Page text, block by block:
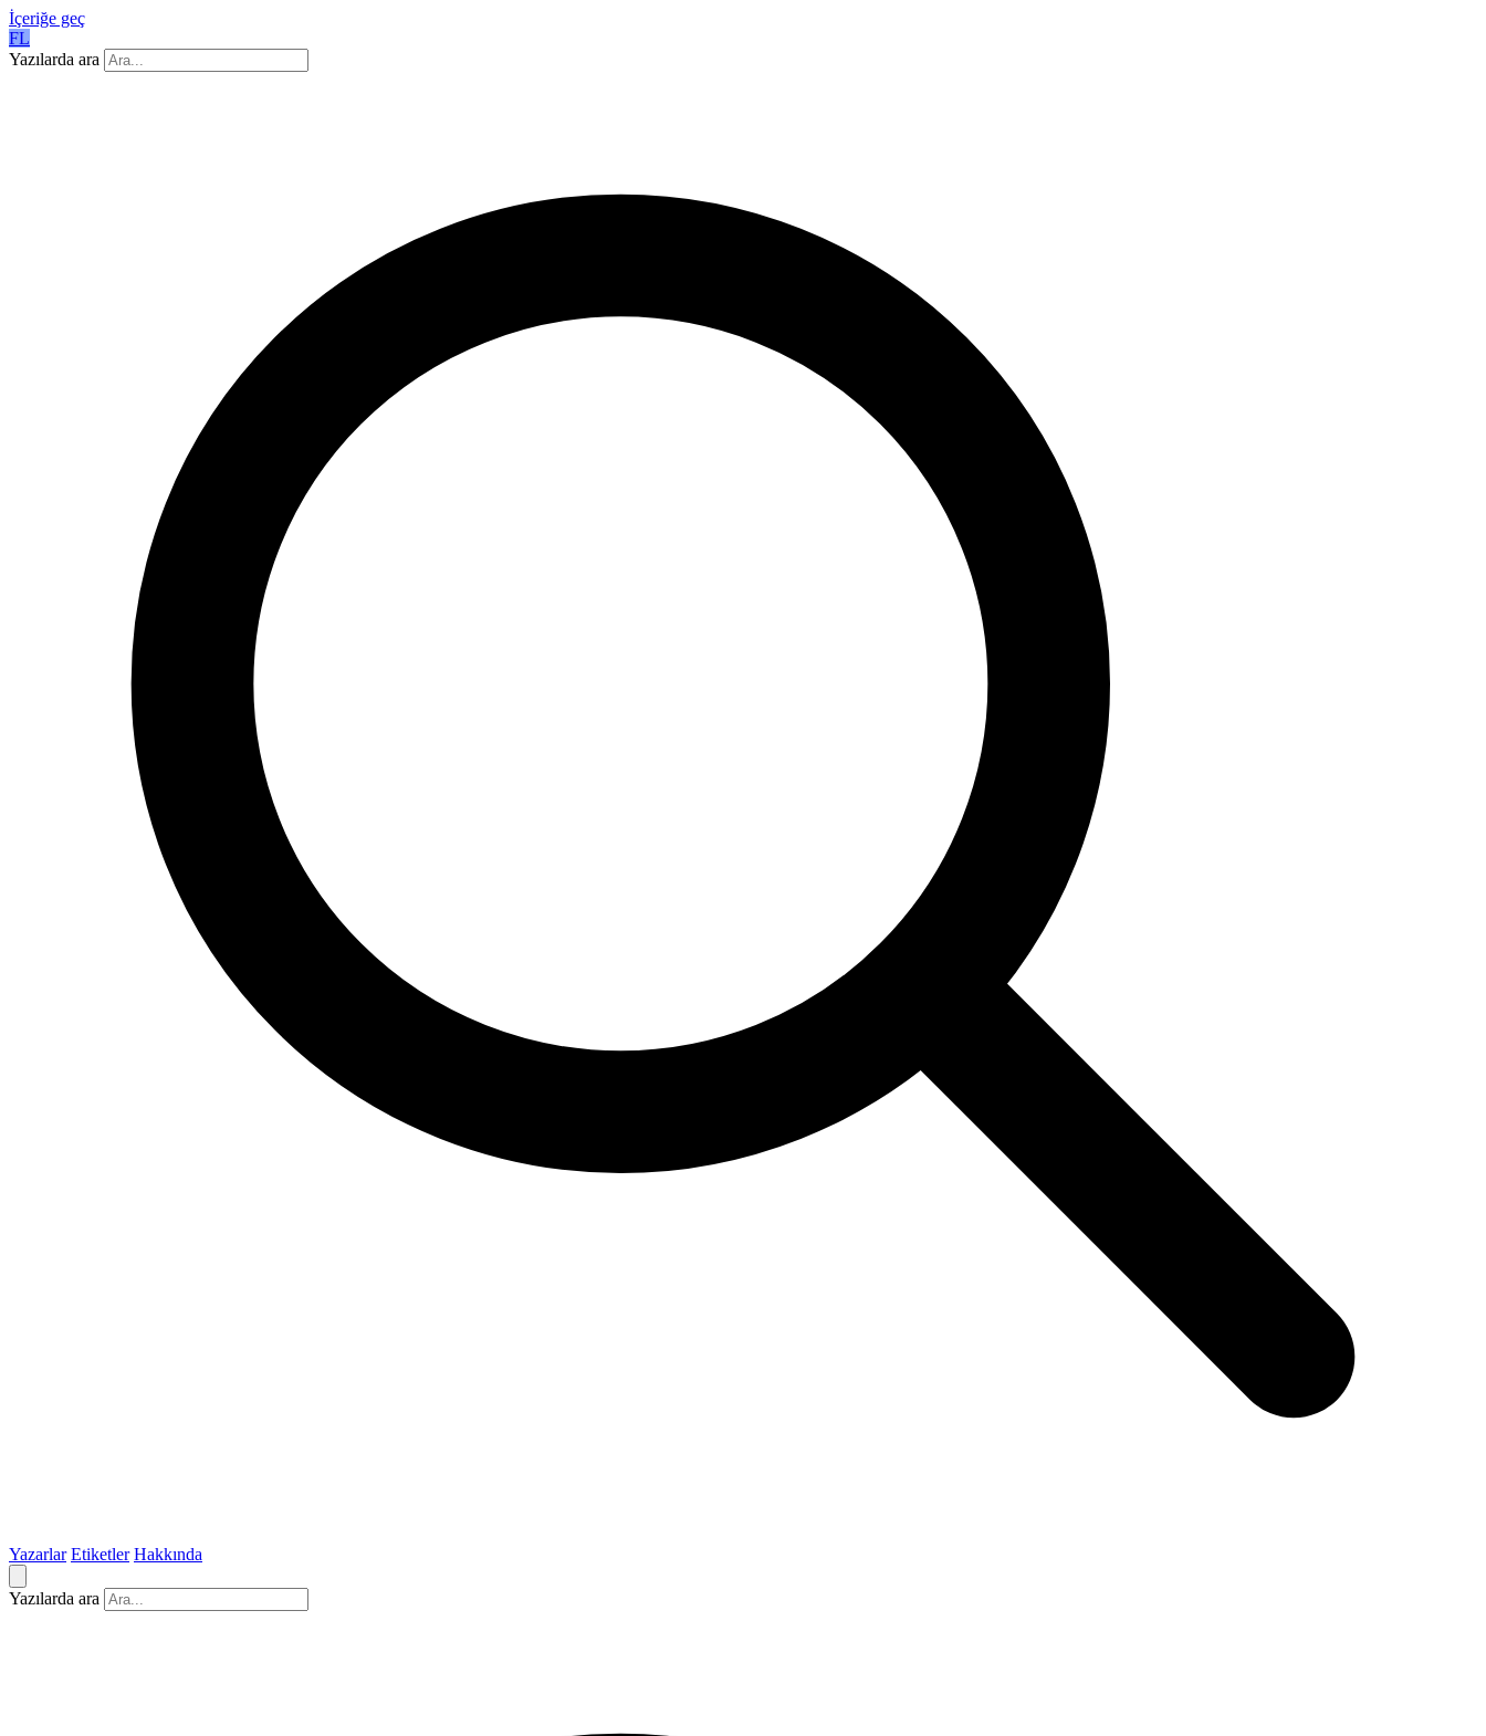
İçeriğe geç
FL
Yazılarda ara
Yazarlar Etiketler Hakkında
Yazılarda ara